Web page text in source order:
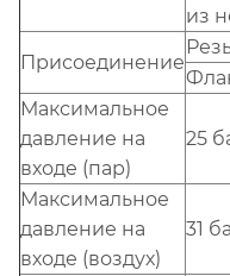
из
Присоединение
Максимальное
давление на
входе (пар)
25
Максимальное
давление на
входе (воздух)
31